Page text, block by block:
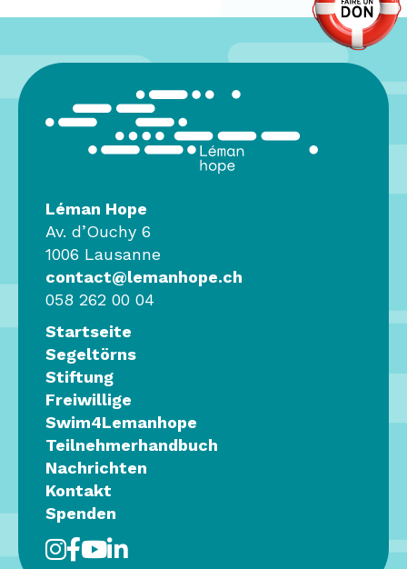
Léman Hope
Av. d’Ouchy 6
1006 Lausanne
contact@lemanhope.ch
058 262 00 04
Startseite
Segeltörns
Stiftung
Freiwillige
Swim4Lemanhope
Teilnehmerhandbuch
Nachrichten
Kontakt
Spenden